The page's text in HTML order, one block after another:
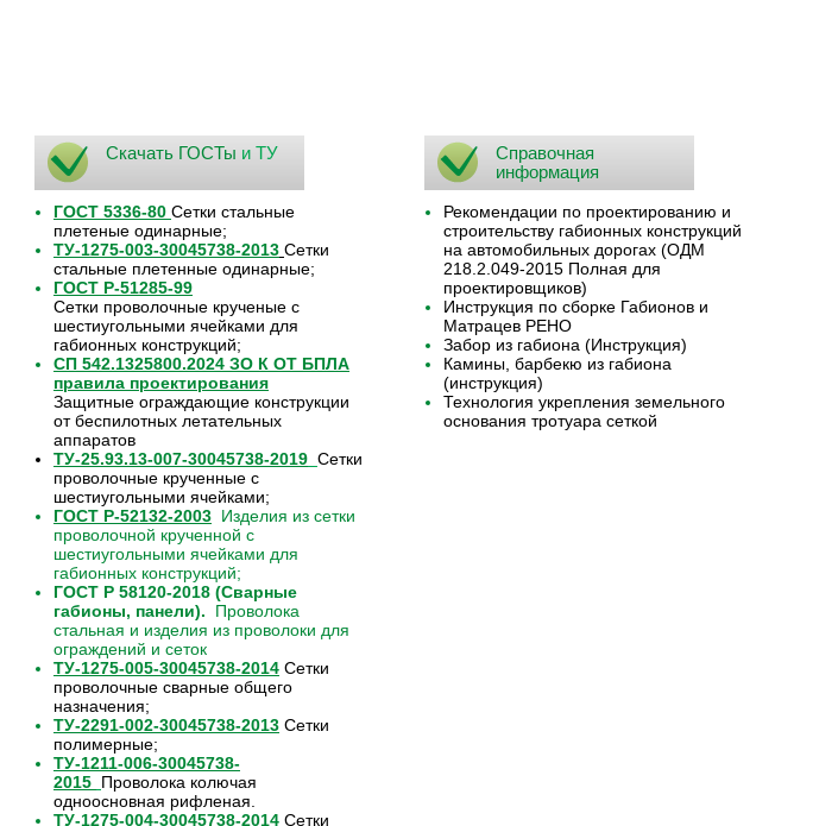
Скачать ГОСТы и ТУ
ГОСТ 5336-80 Сетки стальные
плетеные одинарные;
ТУ-1275-003-30045738-2013 Сетки
стальные плетенные одинарные;
ГОСТ Р-51285-99
Сетки проволочные крученые с
шестиугольными ячейками для
габионных конструкций;
СП 542.1325800.2024 ЗО К ОТ БПЛА
правила проектирования
Защитные ограждающие конструкции
от беспилотных летательных
аппаратов
ТУ-25.93.13-007-30045738-2019 Сетки
проволочные крученные с
шестиугольными ячейками;
ГОСТ Р-52132-2003 Изделия из сетки
проволочной крученной с
шестиугольными ячейками для
габионных конструкций;
ГОСТ Р 58120-2018 (Сварные
габионы, панели). Проволока
стальная и изделия из проволоки для
ограждений и сеток
ТУ-1275-005-30045738-2014 Сетки
проволочные сварные общего
назначения;
ТУ-2291-002-30045738-2013 Сетки
полимерные;
ТУ-1211-006-30045738-
2015 Проволока колючая
одноосновная рифленая.
ТУ-1275-004-30045738-2014 Сетки
Справочная
информация
Рекомендации по проектированию и
строительству габионных конструкций
на автомобильных дорогах (ОДМ
218.2.049-2015 Полная для
проектировщиков)
Инструкция по сборке Габионов и
Матрацев РЕНО
Забор из габиона (Инструкция)
Камины, барбекю из габиона
(инструкция)
Технология укрепления земельного
основания тротуара сеткой